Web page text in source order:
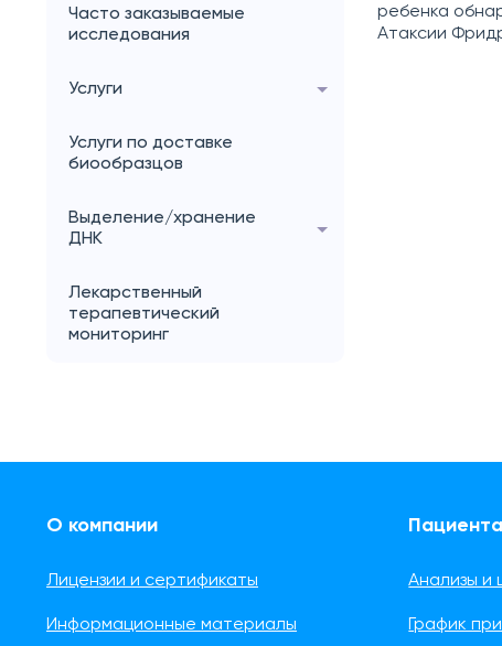
Часто заказываемые
исследования
Услуги
Услуги по доставке
биообразцов
Выделение/хранение
ДНК
Лекарственный
терапевтический
мониторинг
ребенка
Атаксии
О компании
Лицензии и сертификаты
Информационные материалы
Анализы и
График